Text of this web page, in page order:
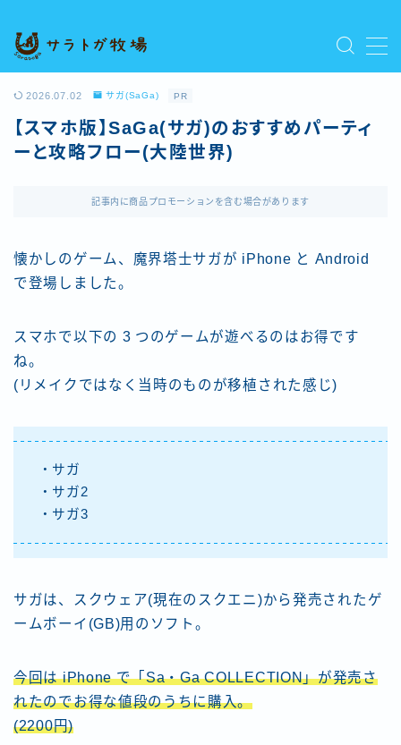
MENU
プライバシーポリシー
利用規約／特定商取引法に基づく表記
新着記事を読む
運営者情報
2026.07.02 サガ(SaGa) PR
【スマホ版】SaGa(サガ)のおすすめパーティ
ーと攻略フロー(大陸世界)
記事内に商品プロモーションを含む場合があります
懐かしのゲーム、魔界塔士サガが iPhone と Android
で登場しました。
スマホで以下の 3 つのゲームが遊べるのはお得です
ね。
(リメイクではなく当時のものが移植された感じ)
・サガ
・サガ2
・サガ3
サガは、スクウェア(現在のスクエニ)から発売されたゲ
ームボーイ(GB)用のソフト。
今回は iPhone で「Sa・Ga COLLECTION」が発売さ
れたのでお得な値段のうちに購入。
(2200円)